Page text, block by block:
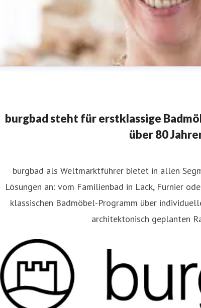
Content Editor FAR.consulting
burgbad steht für erstklassige
über 80
burgbad als Weltmarktführer bietet in allen
Lösungen an: vom Familienbad in Lack, Furnier
klassischen Badmöbel-Programm über
architektonisch geplanten